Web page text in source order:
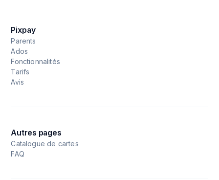
Pixpay
Parents
Ados
Fonctionnalités
Tarifs
Avis
Autres pages
Catalogue de cartes
FAQ